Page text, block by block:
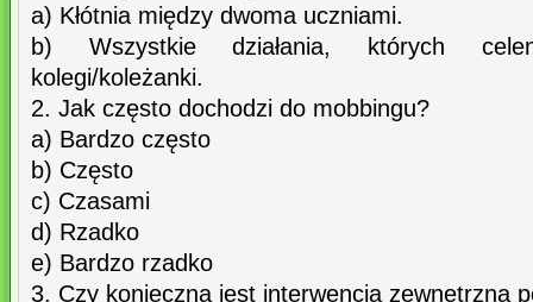
a) Kłótnia między dwoma uczniami.
b) Wszystkie działania, których
kolegi/koleżanki.
2. Jak często dochodzi do mobbingu?
a) Bardzo często
b) Często
c) Czasami
d) Rzadko
e) Bardzo rzadko
3. Czy konieczna jest interwencja zewnętrzna